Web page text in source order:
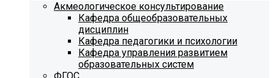
Акмеологическое консультирование
Кафедра общеобразовательных
дисциплин
Кафедра педагогики и психологии
Кафедра управления развитием
образовательных систем